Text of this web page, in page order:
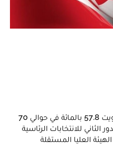
بلغت نسبة المشاركة في التصويت 57.8 بالمائة في حوالي 70
الثاني للانتخابات الرئاسية
العليا المستقلة